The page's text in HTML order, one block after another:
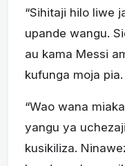
“Sihitaji hilo liwe
upande wangu.
au kama Messi
kufunga moja
“Wao wana
yangu ya
kusikiliza.